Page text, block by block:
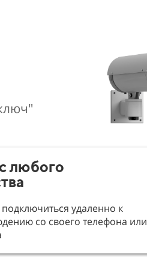
любого
удаленно к
со своего телефона или